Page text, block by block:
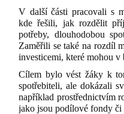
V další části pracovali s
kde řešili, jak rozdělit
potřeby, dlouhodobou
Zaměřili se také na rozdíl
investicemi, které mohou v
Cílem bylo vést žáky k
spotřebiteli, ale dokázali
například prostřednictvím
jako jsou podílové fondy